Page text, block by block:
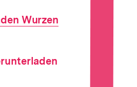
Wurzen